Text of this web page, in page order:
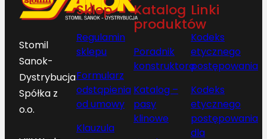
Stomil
Sanok-
Dystrybucja
Spółka z
o.o.
Sklep
Regulamin
sklepu
Formularz
odstąpienia
od umowy
Klauzula
Katalog
produktów
Poradnik
konstruktora
Katalog –
pasy
klinowe
Linki
Kodeks
etycznego
postępowania
Kodeks
etycznego
postępowania
dla